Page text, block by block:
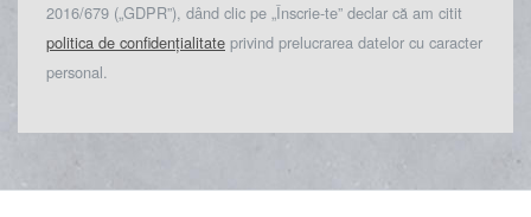
2016/679 („GDPR”), dând clic pe „Înscrie-te” declar că am citit
politica de confidențialitate privind prelucrarea datelor cu caracter
personal.